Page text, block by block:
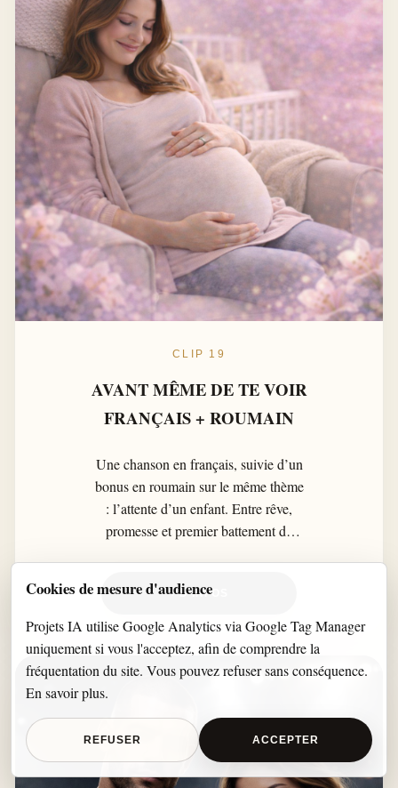
CLIP 19
AVANT MÊME DE TE VOIR
FRANÇAIS + ROUMAIN
Une chanson en français, suivie d’un
bonus en roumain sur le même thème
: l’attente d’un enfant. Entre rêve,
promesse et premier battement de
commence bien avant la rencontre.
+ D'INFOS
Cookies de mesure d'audience
Projets IA utilise Google Analytics via Google Tag Manager
uniquement si vous l'acceptez, afin de comprendre la
fréquentation du site. Vous pouvez refuser sans conséquence.
En savoir plus.
REFUSER ACCEPTER